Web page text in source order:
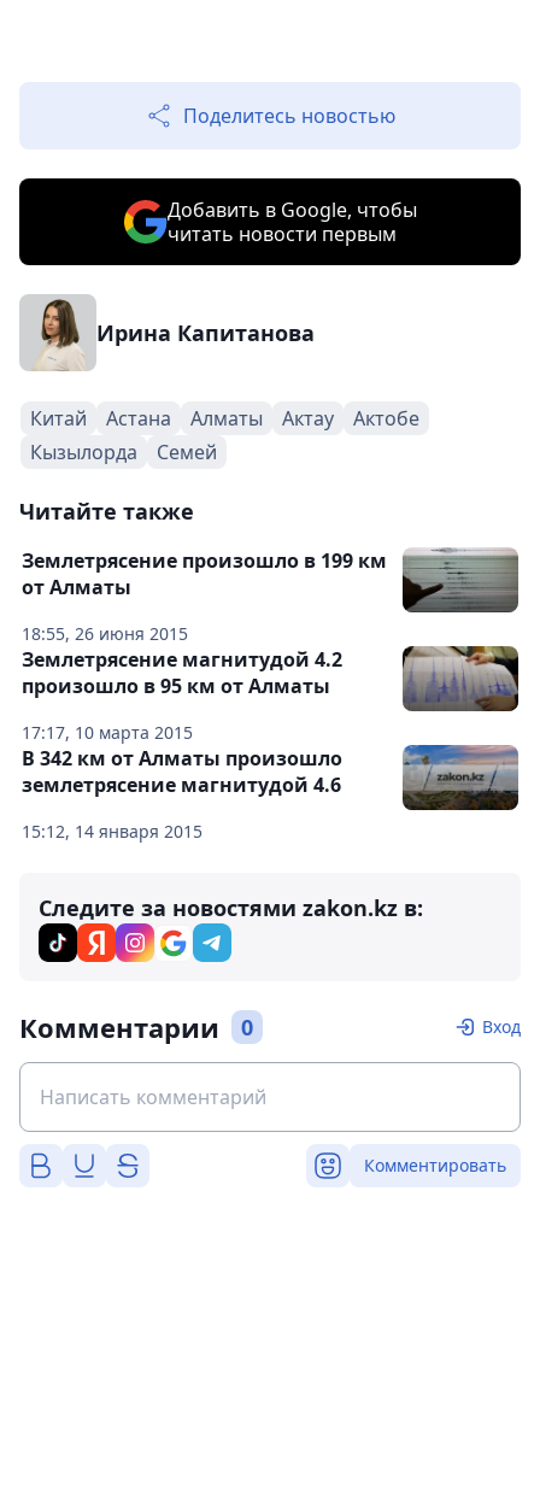
Поделитесь новостью
Добавить в Google, чтобы
читать новости первым
Ирина Капитанова
Китай Астана Алматы Актау
Актобе
Кызылорда
Семей
Читайте также
18:55, 26 июня 2015
Землетрясение произошло в 199 км
от Алматы
17:17, 10 марта 2015
Землетрясение магнитудой 4.2
произошло в 95 км от Алматы
15:12, 14 января 2015
В 342 км от Алматы произошло
землетрясение магнитудой 4.6
Следите за новостями zakon.kz в:
Комментарии 0 Вход
Комментировать